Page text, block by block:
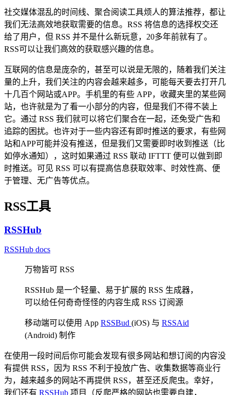
社交媒体混乱的时间线、聚合阅读工具烦人的算法推荐，都让
我们无法高效地获取需要的信息。RSS 将信息的选择权交还
给了用户，但 RSS 并不是什么新玩意，20多年前就有了。
RSS可以让我们高效的获取感兴趣的信息。
互联网的信息是庞杂的，甚至可以说是无限的，随着我们关注
量的上升，我们关注的内容会越来越多，可能每天要去打开几
十几百个网站或APP。手机里的有些 APP，收藏夹里的某些网
站，也许就是为了看一小部分的内容，但是我们不得不装上
它。通过 RSS 我们就可以将它们聚合在一起，还免受广告和
追踪的困扰。也许对于一些内容还有即时推送的要求，有些网
站和APP可能并没有推送，但是我们又需要即时收到推送（比
如停水通知），这时如果通过 RSS 联动 IFTTT 便可以做到即
时推送。可见 RSS 可以有提高信息获取效率、时效性高、便
于管理、无广告等优点。
RSS工具
RSSHub
RSSHub docs
万物皆可 RSS
RSSHub 是一个轻量、易于扩展的 RSS 生成器，
可以给任何奇奇怪怪的内容生成 RSS 订阅源
移动端可以使用 App RSSBud (iOS) 与 RSSAid
(Android) 制作
在使用一段时间后你可能会发现有很多网站和想订阅的内容没
有提供 RSS，因为 RSS 不利于投放广告、收集数据等商业行
为，越来越多的网站不再提供 RSS，甚至还反爬虫。幸好，
我们还有 RSSHub 项目（反爬严格的网站也需要自建，